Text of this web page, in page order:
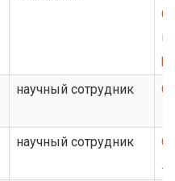
научный сотрудник
научный сотрудник